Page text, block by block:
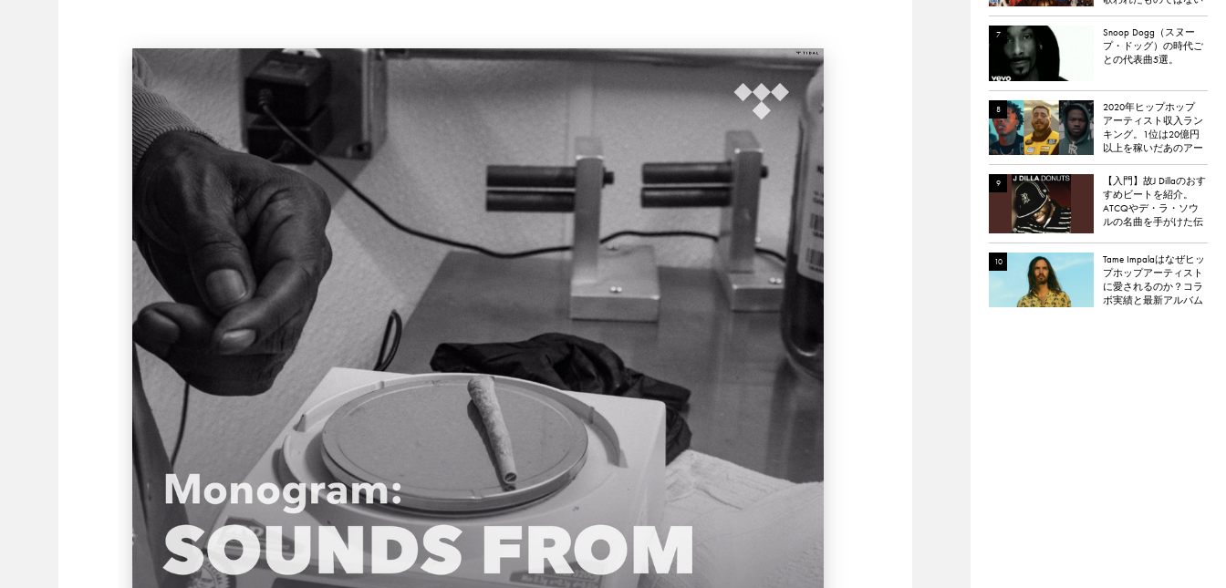
Snoop Dogg（スヌー
プ・ドッグ）の時代ご
との代表曲5選。
2020年ヒップホップ
アーティスト収入ラン
キング。1位は20億円
以上を稼いだあのアー
【入門】故J Dillaのおす
すめビートを紹介。
ATCQやデ・ラ・ソウ
ルの名曲を手がけた伝
Tame Impalaはなぜヒッ
プホップアーティスト
に愛されるのか？コラ
ボ実績と最新アルバム